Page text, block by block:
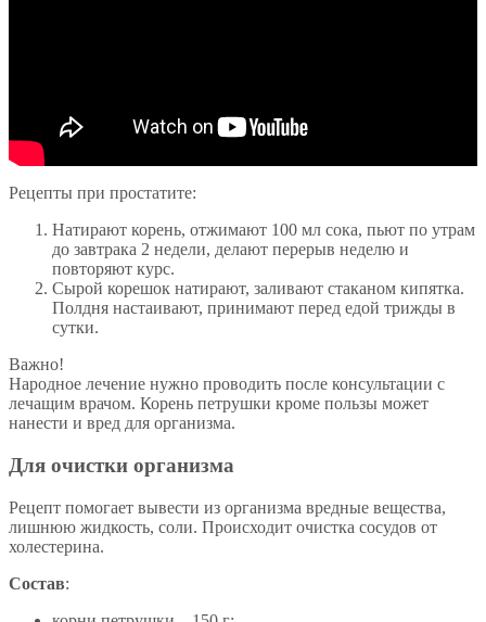
Рецепты при простатите:
Натирают корень, отжимают 100 мл сока, пьют по утрам
до завтрака 2 недели, делают перерыв неделю и
повторяют курс.
Сырой корешок натирают, заливают стаканом кипятка.
Полдня настаивают, принимают перед едой трижды в
сутки.
Важно!
Народное лечение нужно проводить после консультации с
лечащим врачом. Корень петрушки кроме пользы может
нанести и вред для организма.
Для очистки организма
Рецепт помогает вывести из организма вредные вещества,
лишнюю жидкость, соли. Происходит очистка сосудов от
холестерина.
Состав: